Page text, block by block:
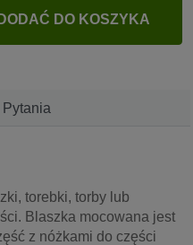
DODAĆ DO KOSZYKA
Pytania
torebki, torby lub
Blaszka mocowana jest
z nóżkami do części